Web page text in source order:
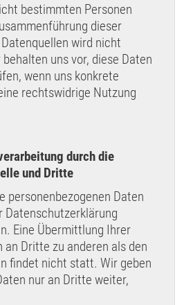
bestimmten Personen
dieser
wird nicht
uns vor, diese Daten
wenn uns konkrete
rechtswidrige Nutzung
durch die
und Dritte
personenbezogenen Daten
Datenschutzerklärung
Eine Übermittlung Ihrer
an Dritte zu anderen als den
findet nicht statt. Wir geben
nur an Dritte weiter,